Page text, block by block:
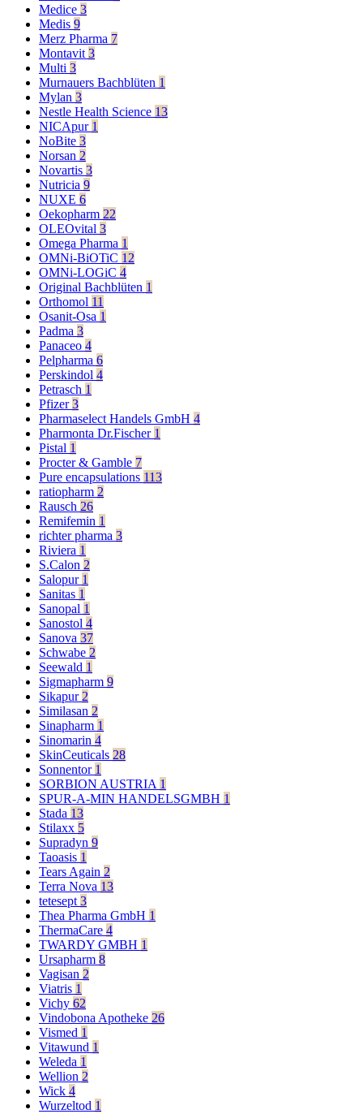
Medice 3
Medis 9
Merz Pharma 7
Montavit 3
Multi 3
Murnauers Bachblüten 1
Mylan 3
Nestle Health Science 13
NICApur 1
NoBite 3
Norsan 2
Novartis 3
Nutricia 9
NUXE 6
Oekopharm 22
OLEOvital 3
Omega Pharma 1
OMNi-BiOTiC 12
OMNi-LOGiC 4
Original Bachblüten 1
Orthomol 11
Osanit-Osa 1
Padma 3
Panaceo 4
Pelpharma 6
Perskindol 4
Petrasch 1
Pfizer3
Pharmaselect Handels GmbH 4
Pharmonta Dr.Fischer 1
Pistal 1
Procter & Gamble 7
Pure encapsulations 113
ratiopharm 2
Rausch 26
Remifemin 1
richter pharma 3
Riviera 1
S.Calon 2
Salopur 1
Sanitas 1
Sanopal 1
Sanostol 4
Sanova 37
Schwabe 2
Seewald 1
Sigmapharm 9
Sikapur 2
Similasan 2
Sinapharm 1
Sinomarin 4
SkinCeuticals 28
Sonnentor 1
SORBION AUSTRIA 1
SPUR-A-MIN HANDELSGMBH 1
Stada 13
Stilaxx 5
Supradyn 9
Taoasis 1
Tears Again 2
Terra Nova 13
tetesept 3
Thea Pharma GmbH 1
ThermaCare 4
TWARDY GMBH 1
Ursapharm 8
Vagisan 2
Viatris 1
Vichy 62
Vindobona Apotheke 26
Vismed 1
Vitawund 1
Weleda 1
Wellion 2
Wick 4
Wurzeltod 1